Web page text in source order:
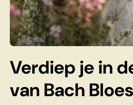
Verdiep je in
van Bach